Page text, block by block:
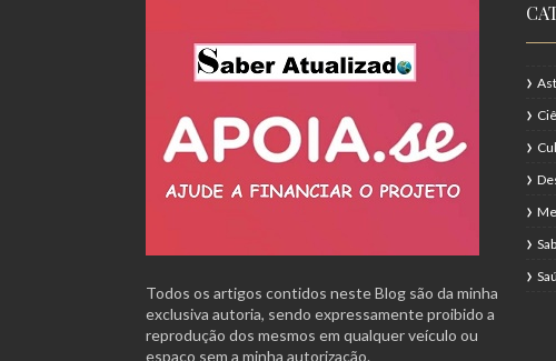
Todos os artigos contidos neste Blog são da minha
exclusiva autoria, sendo expressamente proibido a
reprodução dos mesmos em qualquer veículo ou
espaço sem a minha autorização.